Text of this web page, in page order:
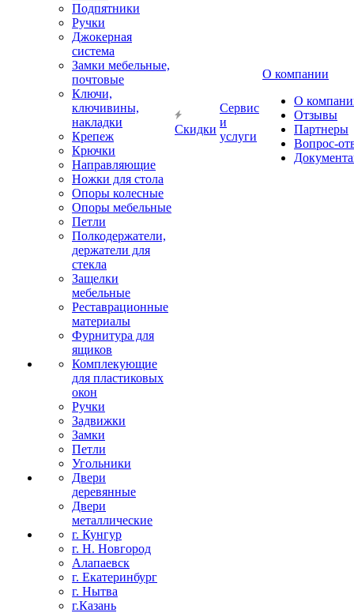
Подпятники
Ручки
Джокерная
система
Замки мебельные,
почтовые
Ключи,
ключивины,
накладки
Крепеж
Крючки
Направляющие
Ножки для стола
Опоры колесные
Опоры мебельные
Петли
Полкодержатели,
держатели для
стекла
Защелки
мебельные
Реставрационные
материалы
Фурнитура для
ящиков
Комплекующие
для пластиковых
окон
Ручки
Задвижки
Замки
Петли
Угольники
Двери
деревянные
Двери
металлические
г. Кунгур
г. Н. Новгород
Алапаевск
г. Екатеринбург
г. Нытва
г.Казань
Скидки
Сервис
и
услуги
О компании
О
Отзывы
Партнеры
Вопрос-